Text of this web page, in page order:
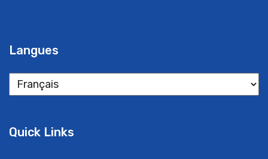
Langues
Quick Links